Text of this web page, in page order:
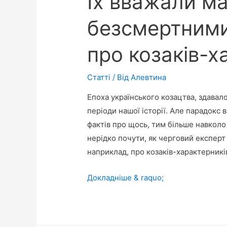
про козаків-
Статті / Від Алевтина
Епоха українського козацтва,
періоди нашої історії. Але
фактів про щось, тим більше навколо
нерідко почути, як черговий
наприклад, про козаків-
Їх
Докладніше & raquo;